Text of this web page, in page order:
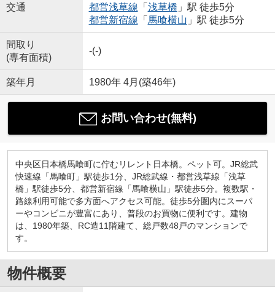
交通
都営浅草線 「 浅草橋 」駅 徒歩5分
都営新宿線 「 馬喰横山 」駅 徒歩5分
間取り
(専有面積)
-(-)
築年月 1980年 4月(築46年)
お問い合わせ(無料)
中央区日本橋馬喰町に佇むリレント日本橋。ペット可。JR総武
快速線「馬喰町」駅徒歩1分、JR総武線・都営浅草線「浅草
橋」駅徒歩5分、都営新宿線「馬喰横山」駅徒歩5分。複数駅・
路線利用可能で多方面へアクセス可能。徒歩5分圏内にスーパ
ーやコンビニが豊富にあり、普段のお買物に便利です。建物
は、1980年築、RC造11階建て、総戸数48戸のマンションで
す。
物件概要